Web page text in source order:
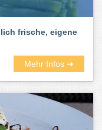
frische, eigene
Mehr Infos ➜